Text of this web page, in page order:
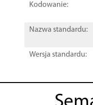
Kodowanie:
Nazwa standardu:
Wersja standardu: